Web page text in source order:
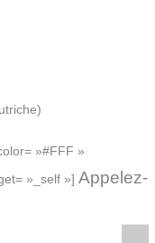
»#FFF »
»_self »] Appelez-